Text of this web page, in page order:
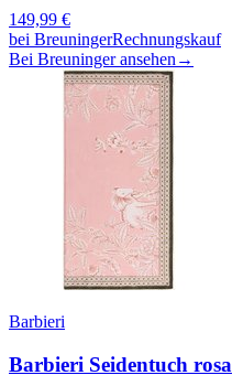
149,99 €
bei BreuningerRechnungskauf
Bei Breuninger ansehen →
Barbieri
Barbieri Seidentuch rosa